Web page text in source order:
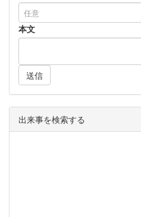
本文
送信
出来事を検索する